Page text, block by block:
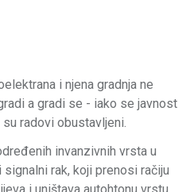
i njena gradnja ne
a gradi se - iako se javnost
radovi obustavljeni.
invanzivnih vrsta u
rak, koji prenosi račiju